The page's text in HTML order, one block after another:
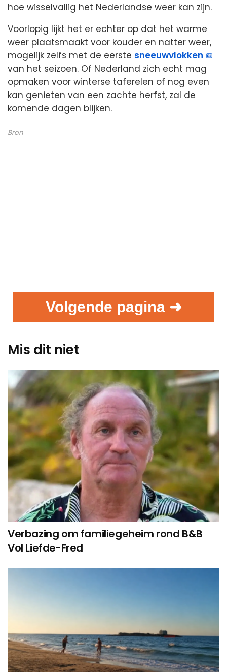
hoe wisselvallig het Nederlandse weer kan zijn.
Voorlopig lijkt het er echter op dat het warme
weer plaatsmaakt voor kouder en natter weer,
mogelijk zelfs met de eerste sneeuwvlokken
van het seizoen. Of Nederland zich echt mag
opmaken voor winterse taferelen of nog even
kan genieten van een zachte herfst, zal de
komende dagen blijken.
Bron
Volgende pagina ➜
Mis dit niet
Verbazing om familiegeheim rond B&B
Vol Liefde-Fred